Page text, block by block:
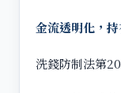
金流透明化，
洗錢防制法第